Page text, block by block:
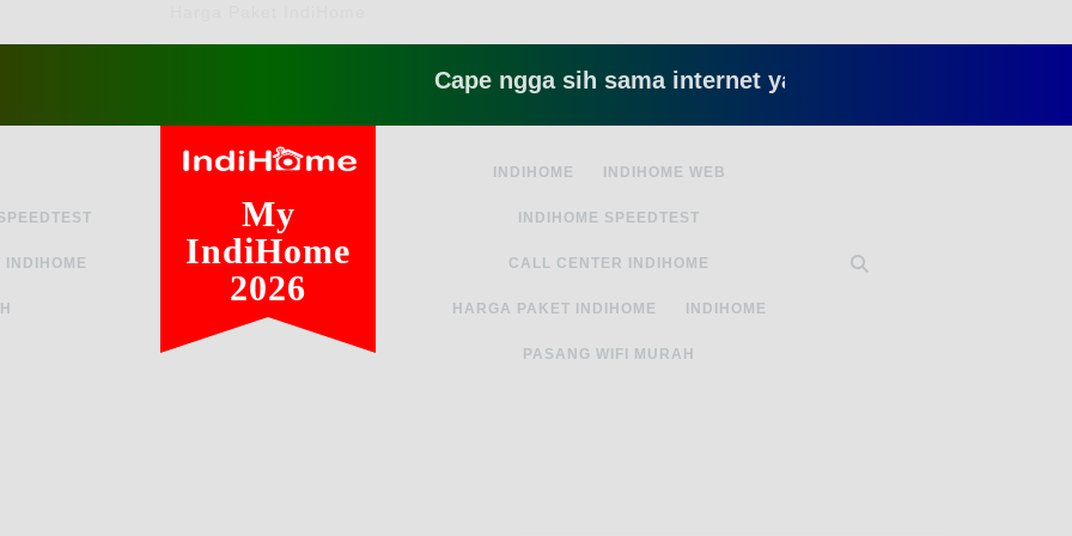
Cape ngga sih sama internet yang lambat gitu gitu aja dah
INDIHOME
My
IndiHome
2026
INDIHOME INDIHOME WEB
INDIHOME SPEEDTEST
CALL CENTER INDIHOME
HARGA PAKET INDIHOME INDIHOME
PASANG WIFI MURAH